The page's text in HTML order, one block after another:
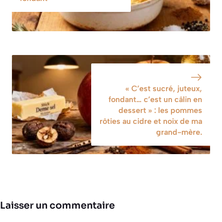
l’année)
« C’est sucré, juteux,
fondant… c’est un câlin en
dessert » : les pommes
rôties au cidre et noix de ma
grand-mère.
Laisser un commentaire